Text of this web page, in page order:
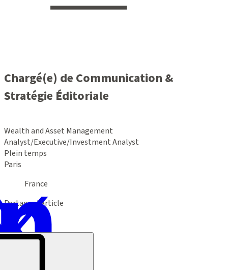
Chargé(e) de Communication &
Stratégie Éditoriale
Wealth and Asset Management
Analyst/Executive/Investment Analyst
Plein temps
Paris
France
Partager l’article